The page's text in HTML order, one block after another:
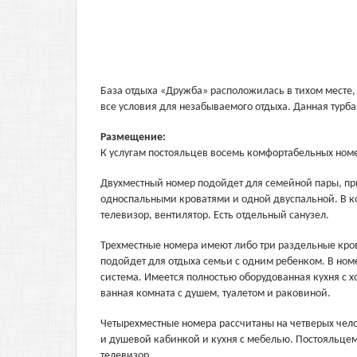
База отдыха «Дружба» расположилась в тихом
все условия для незабываемого отдыха. Данная
Размещение:
К услугам постояльцев восемь комфортабельных
Двухместный номер подойдет для семейной пары,
односпальными кроватями и одной двуспальной. В
телевизор, вентилятор. Есть отдельный санузел.
Трехместные номера имеют либо три раздельные
подойдет для отдыха семьи с одним ребенком. В
система. Имеется полностью оборудованная кухня
ванная комната с душем, туалетом и раковиной.
Четырехместные номера рассчитаны на четверых
и душевой кабинкой и кухня с мебелью.